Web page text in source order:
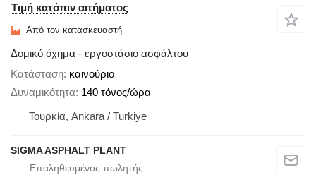
Τιμή κατόπιν αιτήματος
Από τον κατασκευαστή
Δομικό όχημα - εργοστάσιο ασφάλτου
Κατάσταση καινούριο
Δυναμικότητα 140 τόνος/ώρα
Τουρκία, Ankara / Turkiye
SIGMA ASPHALT PLANT